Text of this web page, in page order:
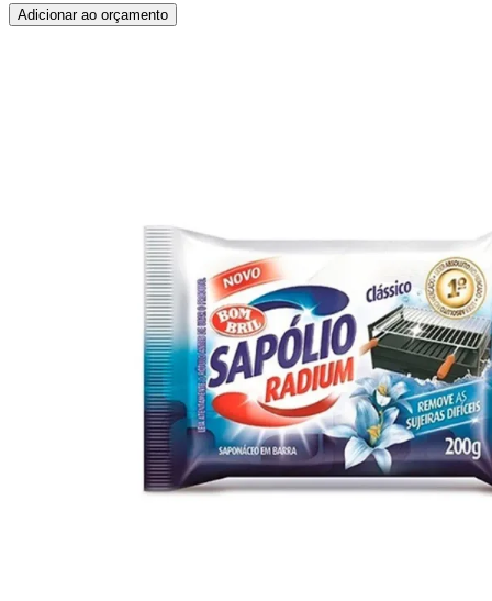
Adicionar ao orçamento